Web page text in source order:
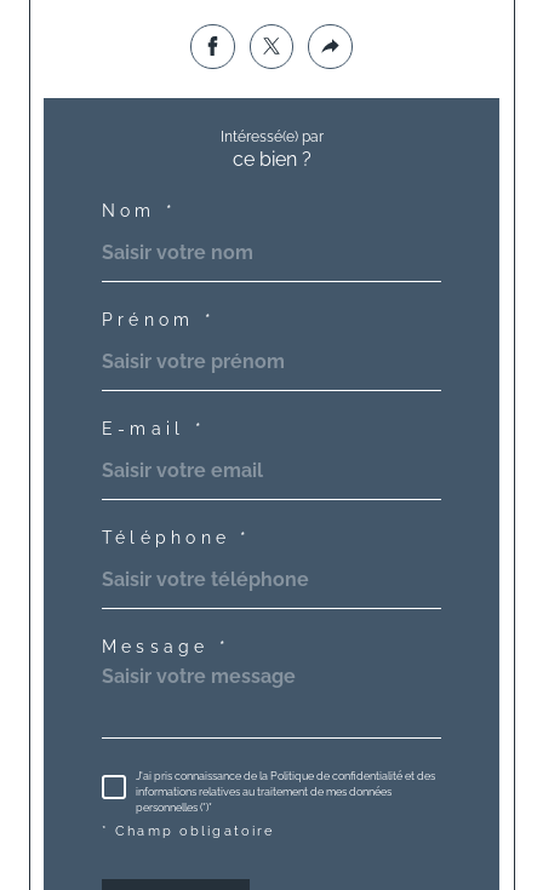
Intéressé(e) par
ce bien ?
Nom *
Prénom *
E-mail *
Téléphone *
Message *
J'ai pris connaissance de la Politique de confidentialité et des
informations relatives au traitement de mes données
personnelles (*)*
* Champ obligatoire